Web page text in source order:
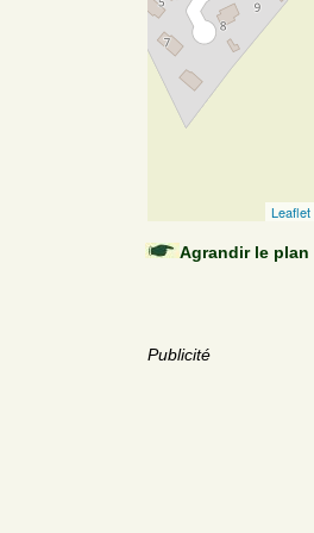
Leaflet
Agrandir le plan
Publicité